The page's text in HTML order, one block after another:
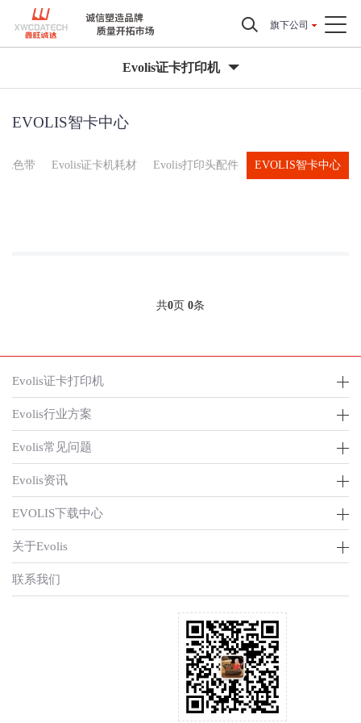
旗下公司
Evolis证卡打印机
EVOLIS智卡中心
色带 Evolis证卡机耗材 Evolis打印头配件 EVOLIS智卡中心
共0页 0条
Evolis证卡打印机
Evolis行业方案
Evolis常见问题
Evolis资讯
EVOLIS下载中心
关于Evolis
联系我们